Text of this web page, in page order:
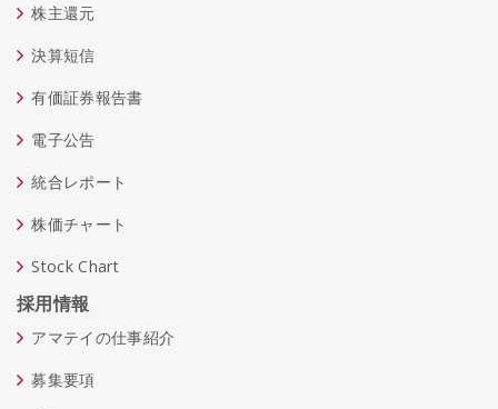
株主還元
決算短信
有価証券報告書
電子公告
統合レポート
株価チャート
Stock Chart
採用情報
アマテイの仕事紹介
募集要項